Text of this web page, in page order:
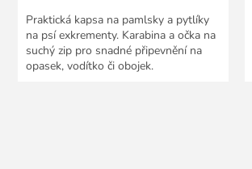
Praktická kapsa na pamlsky a pytlíky
na psí exkrementy. Karabina a očka na
suchý zip pro snadné připevnění na
opasek, vodítko či obojek.